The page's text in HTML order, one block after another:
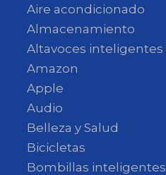
Aire acondicionado
Almacenamiento
Altavoces inteligentes
Amazon
Apple
Audio
Belleza y Salud
Bicicletas
Bombillas inteligentes